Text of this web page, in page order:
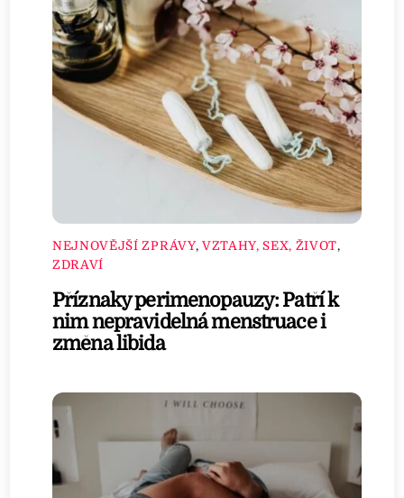
NEJNOVĚJŠÍ ZPRÁVY, VZTAHY, SEX, ŽIVOT,
ZDRAVÍ
Příznaky perimenopauzy: Patří k
nim nepravidelná menstruace i
změna libida